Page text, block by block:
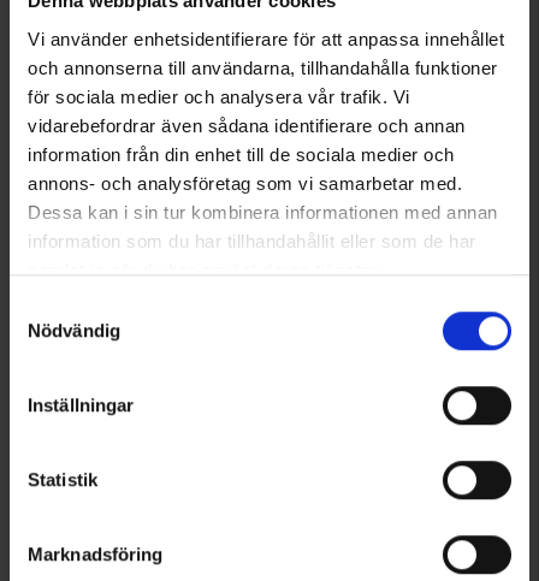
Vi använder enhetsidentifierare för att anpassa innehållet
och annonserna till användarna, tillhandahålla funktioner
för sociala medier och analysera vår trafik. Vi
vidarebefordrar även sådana identifierare och annan
information från din enhet till de sociala medier och
annons- och analysföretag som vi samarbetar med.
Dessa kan i sin tur kombinera informationen med annan
information som du har tillhandahållit eller som de har
samlat in när du har använt deras tjänster.
Nödvändig
Inställningar
Statistik
Marknadsföring
Herre Jagtanorak Vännäs WP
Brokared
1.050 kr.
Strømper Hjort 3-pak
Brokared
Fra39 kr.